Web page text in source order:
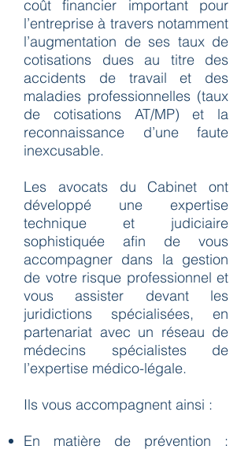
coût financier important pour
l’entreprise à travers notamment
l’augmentation de ses taux de
cotisations dues au titre des
accidents de travail et des
maladies professionnelles (taux
de cotisations AT/MP) et la
reconnaissance d’une faute
inexcusable.
Les avocats du Cabinet ont
développé une expertise
technique et judiciaire
sophistiquée afin de vous
accompagner dans la gestion
de votre risque professionnel et
vous assister devant les
juridictions spécialisées, en
partenariat avec un réseau de
médecins spécialistes de
l’expertise médico-légale.
Ils vous accompagnent ainsi :
En matière de prévention :